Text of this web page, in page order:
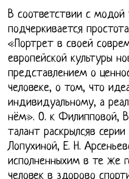
В соответствии с
подчеркивается
«Портрет в своей
европейской культуры
представлением о
человеке, о том, что
индивидуальному, а
нём». О. к Филипповой,
талант раскрылсяв
Лопухиной, Е. Н.
исполненныхим в те же
человек в здорово